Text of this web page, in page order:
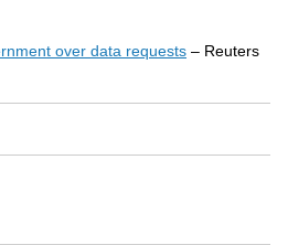
over data requests – Reuters